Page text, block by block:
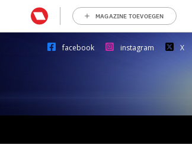
MAGAZINE TOEVOEGEN
facebook instagram X